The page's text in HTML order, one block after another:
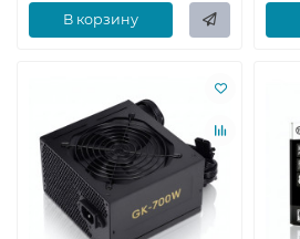
В корзину